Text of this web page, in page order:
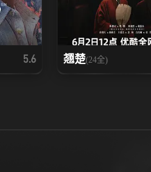
5.6 翘楚(24全)